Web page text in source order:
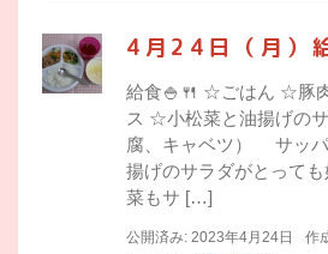
4月24日（月）
給食🍚🍴 ☆ごはん ☆豚
ス ☆小松菜と油揚げの
腐、キャベツ） サッパ
揚げのサラダがとって
菜もサ […]
公開済み: 2023年4月24日 作